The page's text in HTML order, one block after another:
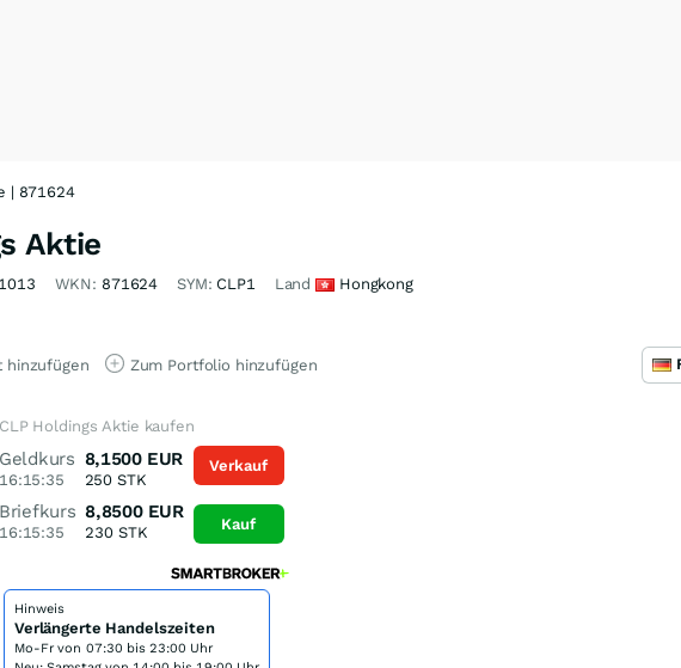
| 871624
Aktie
WKN: 871624 SYM: CLP1 Land Hongkong
hinzufügen Zum Portfolio hinzufügen
CLP Holdings Aktie kaufen
Geldkurs
16:15:35
8,1500 EUR
250 STK
Briefkurs
16:15:35
8,8500 EUR
230STK
Verkauf
Kauf
Hinweis
Verlängerte Handelszeiten
Mo-Fr von 07:30 bis 23:00 Uhr